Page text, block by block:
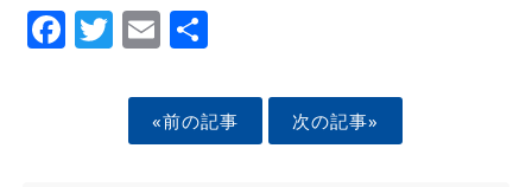
Facebook
Twitter
EmailShare
«前の記事 次の記事»